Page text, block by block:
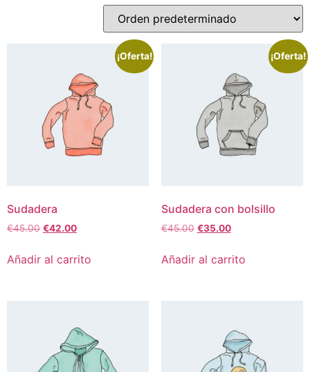
¡Oferta!
Sudadera
€45.00 €42.00
Añadir al carrito
¡Oferta!
Sudadera con bolsillo
€45.00 €35.00
Añadir al carrito